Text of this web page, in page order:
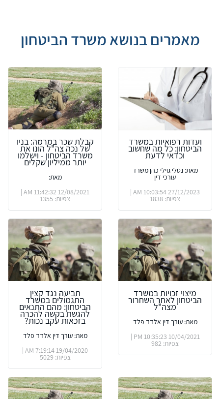
מאמרים בנושא משרד הביטחון
ועדות רפואיות במשרד
הביטחון: כל מה שחשוב
וכדאי לדעת
מאת: נטלי גוילי כהן משרד
עורכי דין
27/12/2023 10:03:54 AM |
צפיות: 1838
קבלת שכר במרמה: בניו
של נכה צה"ל הונו את
משרד הביטחון - וישלמו
יותר ממיליון שקלים
מאת:
12/08/2021 11:42:32 AM |
צפיות: 1355
מיצוי זכויות במשרד
הביטחון לאחר השחרור
מצה"ל
מאת: עורך דין אלדד פלד
10/04/2021 10:35:23 PM |
צפיות: 982
תביעה נגד קצין
התגמולים במשרד
הביטחון: מהם התנאים
להגשת בקשה להכרה
בזכאות עקב נכות?
מאת: עורך דין אלדד פלד
19/04/2020 7:19:14 AM |
צפיות: 5029